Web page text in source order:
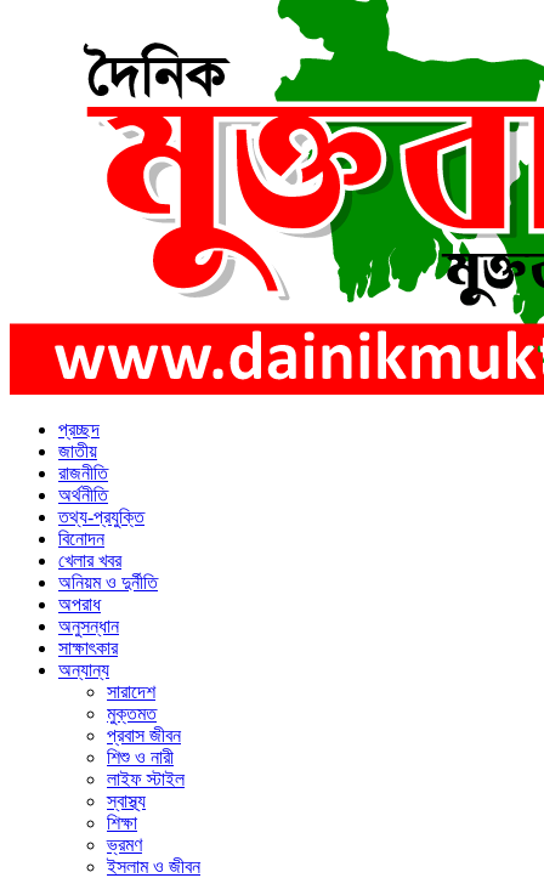
প্রচ্ছদ
জাতীয়
রাজনীতি
অর্থনীতি
তথ্য-প্রযুক্তি
বিনোদন
খেলার খবর
অনিয়ম ও দুর্নীতি
অপরাধ
অনুসন্ধান
সাক্ষাৎকার
অন্যান্য
সারাদেশ
মুক্তমত
প্রবাস জীবন
শিশু ও নারী
লাইফ স্টাইল
স্বাস্থ্য
শিক্ষা
ভ্রমণ
ইসলাম ও জীবন